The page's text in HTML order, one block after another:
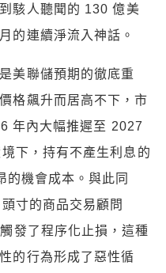
駭人聽聞的 130 億美
的連續淨流入神話。​
美聯儲預期的徹底重
格飆升而居高不下，市
年內大幅推遲至 2027
下，持有不產生利息的
機會成本。與此同
寸的商品交易顧問
發了程序化止損，這種
的行為形成了惡性循